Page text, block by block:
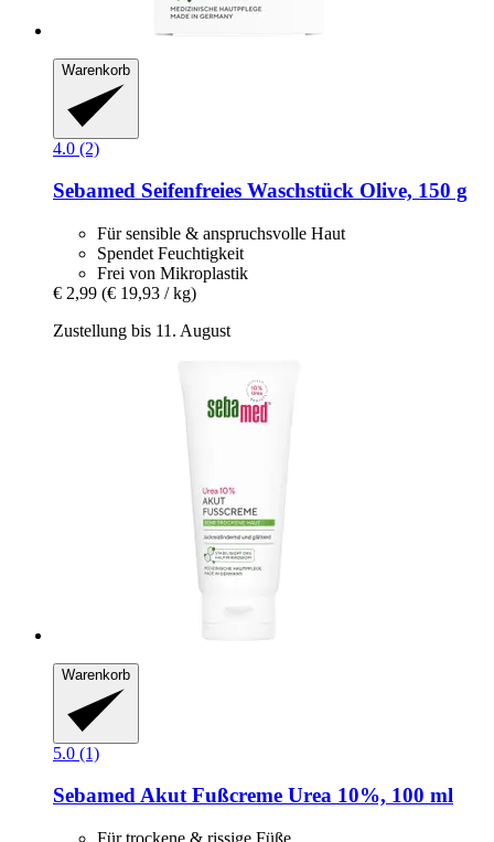
Warenkorb
4.0 (2)
Sebamed Seifenfreies Waschstück Olive, 150 g
Für sensible & anspruchsvolle Haut
Spendet Feuchtigkeit
Frei von Mikroplastik
€ 2,99 (€ 19,93 / kg)
Zustellung bis 11. August
Warenkorb
5.0 (1)
SebamedAkut Fußcreme Urea 10%, 100 ml
Für trockene & rissige Füße